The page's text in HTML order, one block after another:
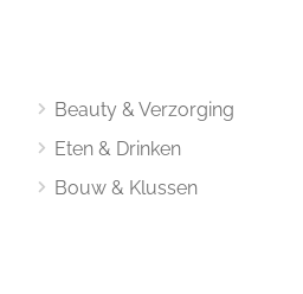
Beauty & Verzorging
Eten & Drinken
Bouw & Klussen